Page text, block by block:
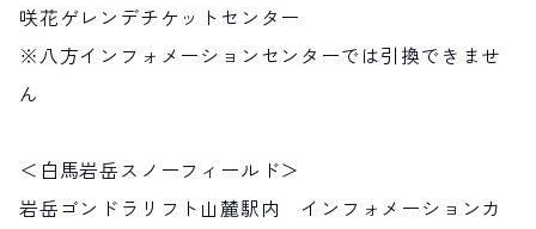
咲花ゲレンデチケットセンター
※八方インフォメーションセンターでは引換できませ
ん
＜白馬岩岳スノーフィールド＞
岩岳ゴンドラリフト山麓駅内 インフォメーションカ